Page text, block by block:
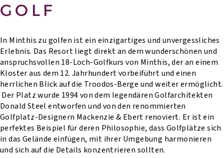
GOLF
In Minthis zu golfen ist ein einzigartiges und unvergessliches
Erlebnis. Das Resort liegt direkt an dem wunderschönen und
anspruchsvollen 18-Loch-Golfkurs von Minthis, der an einem
Kloster aus dem 12. Jahrhundert vorbeiführt und einen
herrlichen Blick auf die Troodos-Berge und weiter ermöglicht.
Der Platz wurde 1994 von dem legendären Golfarchitekten
Donald Steel entworfen und von den renommierten
Golfplatz-Designern Mackenzie & Ebert renoviert. Er ist ein
perfektes Beispiel für deren Philosophie, dass Golfplätze sich
in das Gelände einfügen, mit ihrer Umgebung harmonieren
und sich auf die Details konzentrieren sollten.